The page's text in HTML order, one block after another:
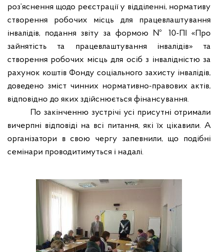
роз’яснення щодо реєстрації у відділенні, нормативу
створення робочих місць для працевлаштування
інвалідів, подання звіту за формою № 10-ПІ «Про
зайнятість та працевлаштування інвалідів» та
створення робочих місць для осіб з інвалідністю за
рахунок коштів Фонду соціального захисту інвалідів,
доведено зміст чинних нормативно-правових актів,
відповідно до яких здійснюється фінансування.
По закінченню зустрічі усі присутні отримали
вичерпні відповіді на всі питання, які їх цікавили. А
організатори в свою чергу запевнили, що подібні
семінари проводитимуться і надалі.